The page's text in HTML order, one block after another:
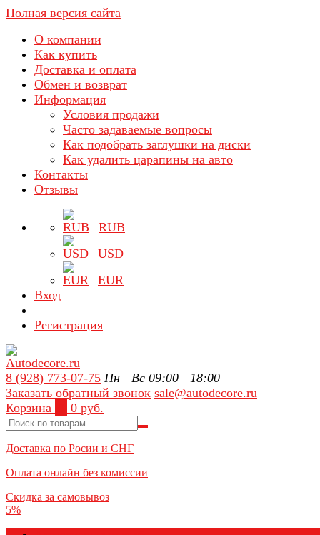
Полная версия сайта
О компании
Как купить
Доставка и оплата
Обмен и возврат
Информация
Условия продажи
Часто задаваемые вопросы
Как подобрать заглушки на диски
Как удалить царапины на авто
Контакты
Отзывы
RUB
USD
EUR
Вход
Регистрация
8 (928) 773-07-75 Пн—Вс 09:00—18:00
Заказать обратный звонок sale@autodecore.ru
Корзина
0 руб.
Доставка по Росии и СНГ
Оплата онлайн без комиссии
Скидка за самовывоз
5%